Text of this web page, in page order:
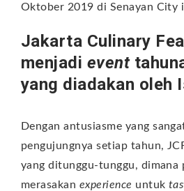
Oktober 2019 di Senayan City
Jakarta Culinary
menjadi event
yang diadakan oleh
Dengan antusiasme yang
pengujungnya setiap tahun,
yang ditunggu-tunggu, dimana
merasakan experience untuk